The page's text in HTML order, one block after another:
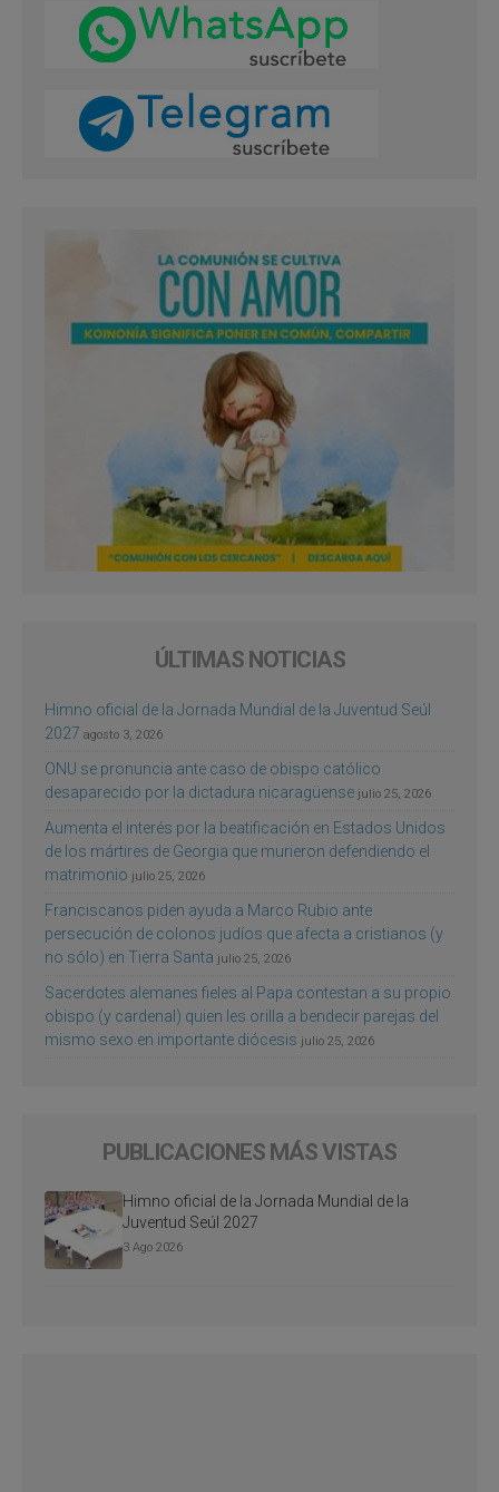
ÚLTIMAS NOTICIAS
Himno oficial de la Jornada Mundial de la Juventud Seúl
2027 agosto 3, 2026
ONU se pronuncia ante caso de obispo católico
desaparecido por la dictadura nicaragüense julio 25, 2026
Aumenta el interés por la beatificación en Estados Unidos
de los mártires de Georgia que murieron defendiendo el
matrimonio julio 25, 2026
Franciscanos piden ayuda a Marco Rubio ante
persecución de colonos judíos que afecta a cristianos (y
no sólo) en Tierra Santa julio 25, 2026
Sacerdotes alemanes fieles al Papa contestan a su propio
obispo (y cardenal) quien les orilla a bendecir parejas del
mismo sexo en importante diócesis julio 25, 2026
PUBLICACIONES MÁS VISTAS
Himno oficial de la Jornada Mundial de la
Juventud Seúl 2027
3 Ago 2026